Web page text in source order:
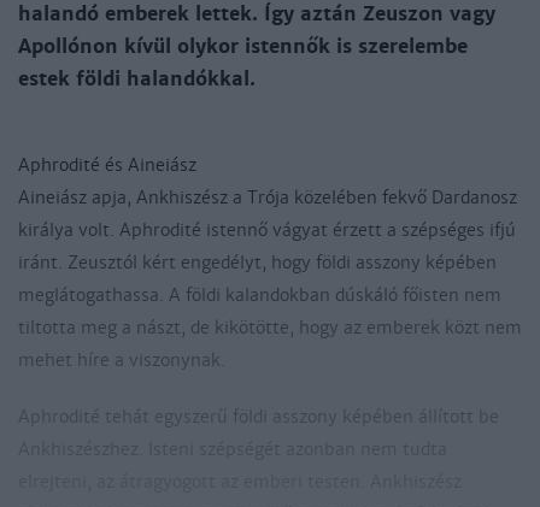
halandó emberek lettek. Így aztán Zeuszon vagy
Apollónon kívül olykor istennők is szerelembe
estek földi halandókkal.
Aphrodité és Aineiász
Aineiász apja, Ankhiszész a Trója közelében fekvő Dardanosz
királya volt. Aphrodité istennő vágyat érzett a szépséges ifjú
iránt. Zeusztól kért engedélyt, hogy földi asszony képében
meglátogathassa. A földi kalandokban dúskáló főisten nem
tiltotta meg a nászt, de kikötötte, hogy az emberek közt nem
mehet híre a viszonynak.
Aphrodité tehát egyszerű földi asszony képében állított be